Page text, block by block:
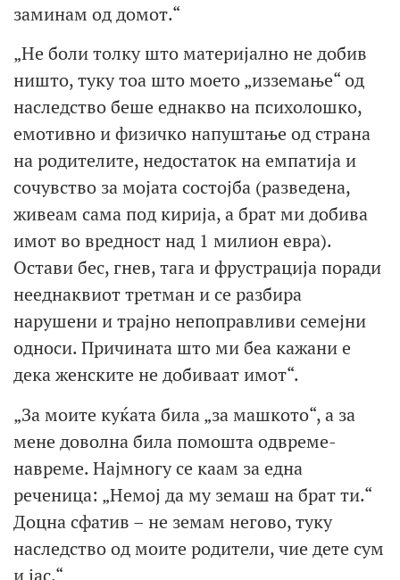
заминам од домот.“
„Не боли толку што материјално не добив
ништо, туку тоа што моето „изземање“ од
наследство беше еднакво на психолошко,
емотивно и физичко напуштање од страна
на родителите, недостаток на емпатија и
сочувство за мојата состојба (разведена,
живеам сама под кирија, а брат ми добива
имот во вредност над 1 милион евра).
Остави бес, гнев, тага и фрустрација поради
нееднаквиот третман и се разбира
нарушени и трајно непоправливи семејни
односи. Причината што ми беа кажани е
дека женските не добиваат имот“.
„За моите куќата била „за машкото“, а за
мене доволна била помошта одвреме-
навреме. Најмногу се каам за една
реченица: „Немој да му земаш на брат ти.“
Доцна сфатив – не земам негово, туку
наследство од моите родители, чие дете сум
и јас.“